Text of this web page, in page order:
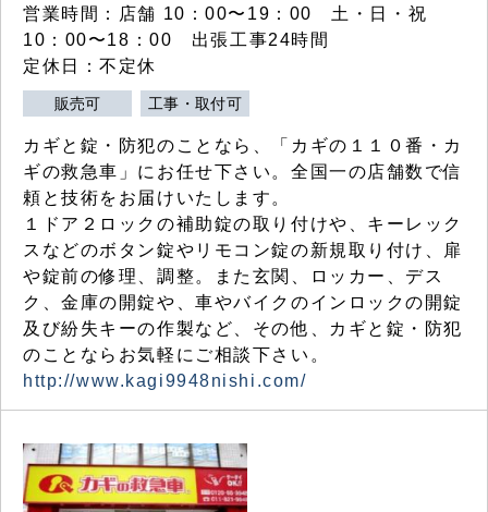
営業時間：店舗 10：00〜19：00 土・日・祝
10：00〜18：00 出張工事24時間
定休日：不定休
販売可 工事・取付可
カギと錠・防犯のことなら、「カギの１１０番・カ
ギの救急車」にお任せ下さい。全国一の店舗数で信
頼と技術をお届けいたします。
１ドア２ロックの補助錠の取り付けや、キーレック
スなどのボタン錠やリモコン錠の新規取り付け、扉
や錠前の修理、調整。また玄関、ロッカー、デス
ク、金庫の開錠や、車やバイクのインロックの開錠
及び紛失キーの作製など、その他、カギと錠・防犯
のことならお気軽にご相談下さい。
http://www.kagi9948nishi.com/